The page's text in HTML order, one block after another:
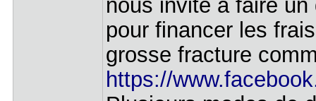
nous invite à faire
pour financer les
grosse fracture
https://